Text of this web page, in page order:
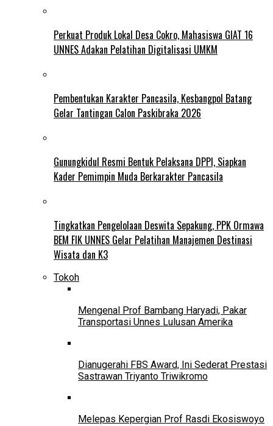
Perkuat Produk Lokal Desa Cokro, Mahasiswa GIAT 16
UNNES Adakan Pelatihan Digitalisasi UMKM
Pembentukan Karakter Pancasila, Kesbangpol Batang
Gelar Tantingan Calon Paskibraka 2026
Gunungkidul Resmi Bentuk Pelaksana DPPI, Siapkan
Kader Pemimpin Muda Berkarakter Pancasila
Tingkatkan Pengelolaan Deswita Sepakung, PPK Ormawa
BEM FIK UNNES Gelar Pelatihan Manajemen Destinasi
Wisata dan K3
Tokoh
Mengenal Prof Bambang Haryadi, Pakar
Transportasi Unnes Lulusan Amerika
Dianugerahi FBS Award, Ini Sederat Prestasi
Sastrawan Triyanto Triwikromo
Melepas Kepergian Prof Rasdi Ekosiswoyo